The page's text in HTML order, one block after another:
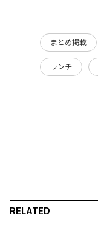
まとめ掲載
ランチ
RELATED